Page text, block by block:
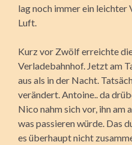
lag noch immer ein leichter
Luft.
Kurz vor Zwölf erreichte
Verladebahnhof. Jetzt am
aus als in der Nacht.
verändert. Antoine.. da
Nico nahm sich vor, ihn am
was passieren würde. Das
es überhaupt nicht